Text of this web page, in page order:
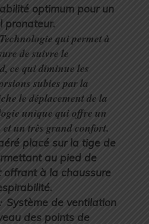
optimum pour un
pronateur.
Technologie qui permet à
de suivre le
ce qui diminue les
subies par la
le déplacement de la
unique qui offre un
un très grand confort.
placé sur la tige de
au pied de
offrant à la chaussure
: Système de ventilation
des points de